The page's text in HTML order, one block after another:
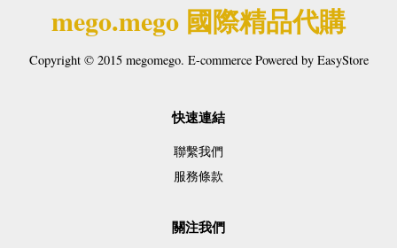
mego.mego 國際精品代購
Copyright © 2015 megomego. E-commerce Powered by EasyStore
快速連結
聯繫我們
服務條款
關注我們